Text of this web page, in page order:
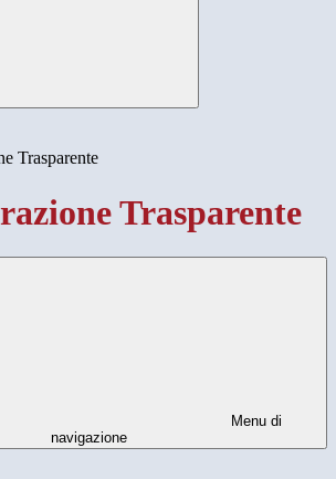
Trasparente
Trasparente
Menu di
navigazione